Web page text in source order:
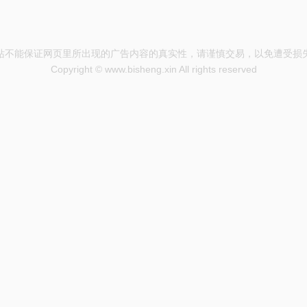
不能保证网页里所出现的广告内容的真实性，请谨慎交易，以免遭受损
Copyright © www.bisheng.xin All rights reserved